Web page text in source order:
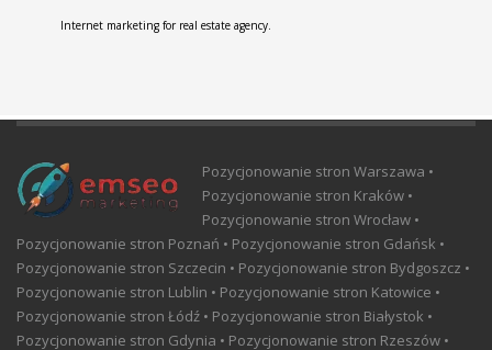
Internet marketing for real estate agency.
Pozycjonowanie stron Warszawa •
Pozycjonowanie stron Kraków •
Pozycjonowanie stron Wrocław •
Pozycjonowanie stron Poznań • Pozycjonowanie stron Gdańsk •
Pozycjonowanie stron Szczecin • Pozycjonowanie stron Bydgoszcz •
Pozycjonowanie stron Lublin • Pozycjonowanie stron Katowice •
Pozycjonowanie stron Łódź • Pozycjonowanie stron Białystok •
Pozycjonowanie stron Gdynia • Pozycjonowanie stron Rzeszów •